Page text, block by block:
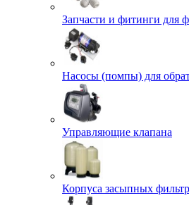
Запчасти и фитинги для
Насосы (помпы) для
Управляющие клапана
Корпуса засыпных